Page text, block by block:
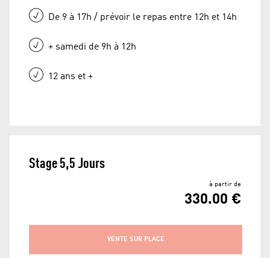
De 9 à 17h / prévoir le repas entre 12h et 14h
+ samedi de 9h à 12h
12 ans et +
Stage 5,5 Jours
à partir de
330.00 €
VENTE SUR PLACE